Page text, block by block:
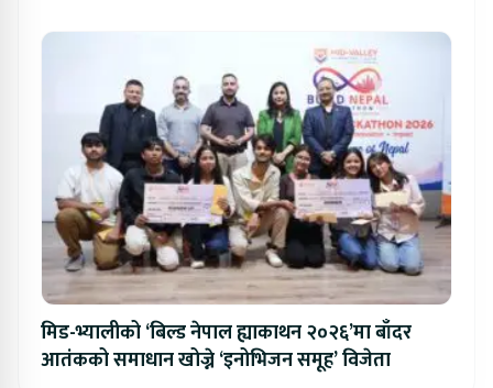
मिड-भ्यालीको ‘बिल्ड नेपाल ह्याकाथन २०२६’मा बाँदर
आतंकको समाधान खोज्ने ‘इनोभिजन समूह’ विजेता